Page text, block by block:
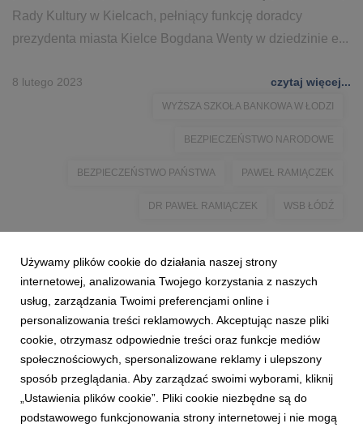
Rady Kultury w Kielcach, pełniący funkcję doradcy
prezydenta miasta Kielce Bogdana Wenty w dziedzinie e...
8 lutego 2023 czytaj więcej...
WYŻSZA SZKOŁA BANKOWA W ŁODZI
BEZPIECZEŃSTWO NARODOWE
BEZPIECZEŃSTWO PAŃSTWA PAWEŁ RAMIĄCZEK
DR PAWEŁ RAMIĄCZEK WSB ŁÓDŹ
Używamy plików cookie do działania naszej strony
internetowej, analizowania Twojego korzystania z naszych
usług, zarządzania Twoimi preferencjami online i
personalizowania treści reklamowych. Akceptując nasze pliki
cookie, otrzymasz odpowiednie treści oraz funkcje mediów
społecznościowych, spersonalizowane reklamy i ulepszony
sposób przeglądania. Aby zarządzać swoimi wyborami, kliknij
„Ustawienia plików cookie”. Pliki cookie niezbędne są do
podstawowego funkcjonowania strony internetowej i nie mogą